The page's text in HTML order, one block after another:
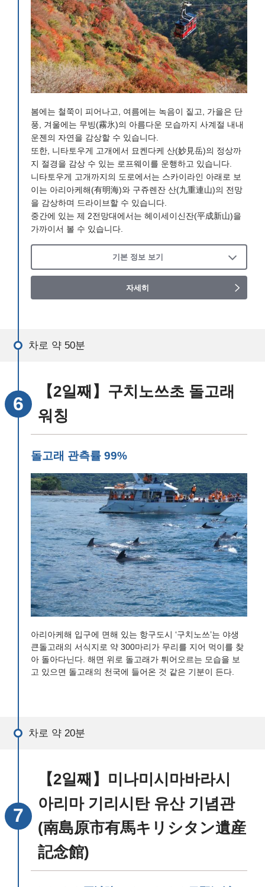
봄에는 철쭉이 피어나고, 여름에는 녹음이 짙고, 가을은 단
풍, 겨울에는 무빙(霧氷)의 아름다운 모습까지 사계절 내내
운젠의 자연을 감상할 수 있습니다.
또한, 니타토우게 고개에서 묘켄다케 산(妙見岳)의 정상까
지 절경을 감상 수 있는 로프웨이를 운행하고 있습니다.
니타토우게 고개까지의 도로에서는 스카이라인 아래로 보
이는 아리아케해(有明海)와 구쥬렌잔 산(九重連山)의 전망
을 감상하며 드라이브할 수 있습니다.
중간에 있는 제 2전망대에서는 헤이세이신잔(平成新山)을
가까이서 볼 수 있습니다.
기본 정보 보기
자세히
차로 약 50분
【2일째】구치노쓰초 돌고래
워칭
돌고래 관측률 99%
아리아케해 입구에 면해 있는 항구도시 ‘구치노쓰’는 야생
큰돌고래의 서식지로 약 300마리가 무리를 지어 먹이를 찾
아 돌아다닌다. 해면 위로 돌고래가 튀어오르는 모습을 보
고 있으면 돌고래의 천국에 들어온 것 같은 기분이 든다.
차로 약 20분
【2일째】미나미시마바라시
아리마 기리시탄 유산 기념관
(南島原市有馬キリシタン遺産
記念館)